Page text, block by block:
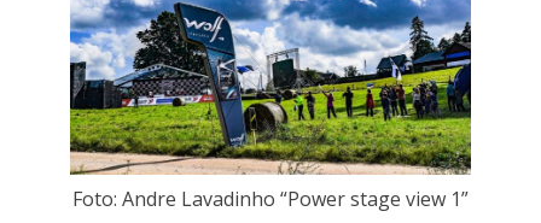
Foto: Andre Lavadinho “Power stage view 1”